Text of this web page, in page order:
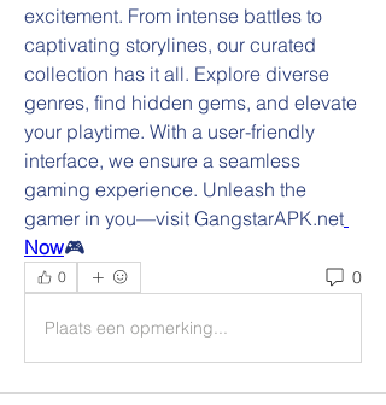
excitement. From intense battles to
captivating storylines, our curated
collection has it all. Explore diverse
genres, find hidden gems, and elevate
your playtime. With a user-friendly
interface, we ensure a seamless
gaming experience. Unleash the
gamer in you—visit GangstarAPK.net
Now🎮
0 0
Plaats een opmerking...